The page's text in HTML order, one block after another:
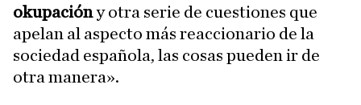
okupacióny otra serie de cuestiones que
apelan al aspecto más reaccionario de la
sociedad española, las cosas pueden ir de
otra manera».